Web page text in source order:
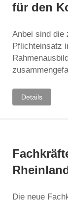
für den
Anbei sind die
Pflichteinsatz
Details
Die neue